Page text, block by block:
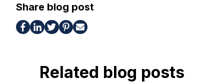
Share blog post
Related blog posts